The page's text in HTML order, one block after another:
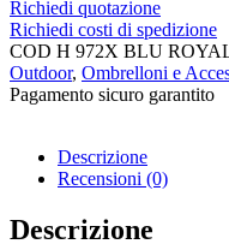
Richiedi quotazione
Richiedi costi di spedizione
COD H 972X BLU
Outdoor, Ombrelloni e
Pagamento sicuro garantito​
Descrizione
Recensioni (0)
Descrizione